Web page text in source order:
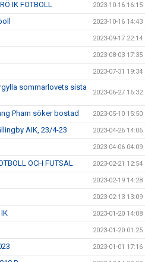
IK FOTBOLL 2023-10-16 16:15
2023-10-16 14:43
2023-09-17 22:14
2023-08-03 17:35
2023-07-31 19:34
sommarlovets sista
2023-06-27 16:32
Pham söker bostad 2023-05-10 15:50
AIK, 23/4-23 2023-04-26 14:06
2023-04-06 04:09
OCH FUTSAL 2023-02-21 12:54
2023-02-19 14:28
2023-02-13 13:09
2023-01-20 14:08
2023-01-20 01:25
2023-01-01 17:16